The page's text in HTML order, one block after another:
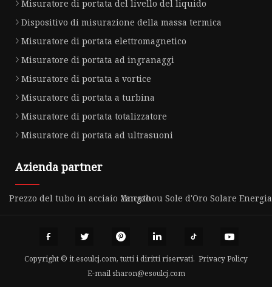
Misuratore di portata del livello del liquido
Dispositivo di misurazione della massa termica
Misuratore di portata elettromagnetico
Misuratore di portata ad ingranaggi
Misuratore di portata a vortice
Misuratore di portata a turbina
Misuratore di portata totalizzatore
Misuratore di portata ad ultrasuoni
Azienda partner
Prezzo del tubo in acciaio zincatoYangzhou Sole d'Oro Solare
Copyright © it.esoulcj.com, tutti i diritti riservati. Privacy Policy
E-mail sharon@esoulcj.com